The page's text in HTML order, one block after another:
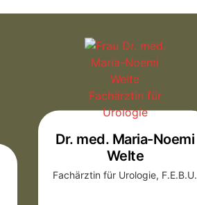
Dr. med. Maria-Noemi
Welte
Fachärztin für Urologie, F.E.B.U.